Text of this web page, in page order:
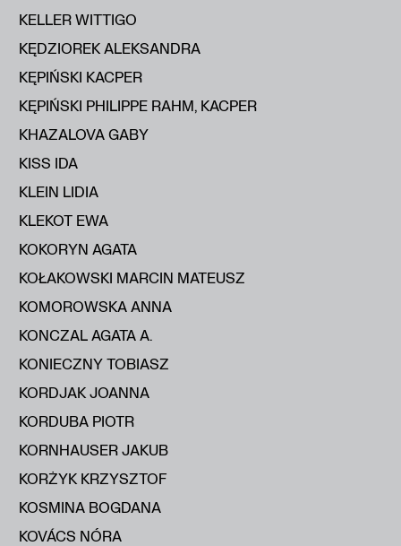
KELLER WITTIGO
KĘDZIOREK ALEKSANDRA
KĘPIŃSKI KACPER
KĘPIŃSKI PHILIPPE RAHM, KACPER
KHAZALOVA GABY
KISS IDA
KLEIN LIDIA
KLEKOT EWA
KOKORYN AGATA
KOŁAKOWSKI MARCIN MATEUSZ
KOMOROWSKA ANNA
KONCZAL AGATA A.
KONIECZNY TOBIASZ
KORDJAK JOANNA
KORDUBA PIOTR
KORNHAUSER JAKUB
KORŻYK KRZYSZTOF
KOSMINA BOGDANA
KOVÁCS NÓRA